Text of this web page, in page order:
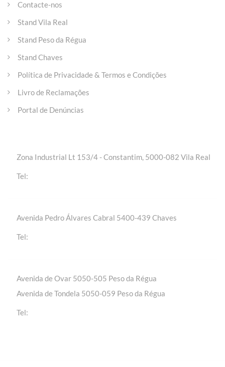
Contacte-nos
Stand Vila Real
Stand Peso da Régua
Stand Chaves
Política de Privacidade & Termos e Condições
Livro de Reclamações
Portal de Denúncias
Zona Industrial Lt 153/4 - Constantim, 5000-082 Vila Real
Tel:
Avenida Pedro Álvares Cabral 5400-439 Chaves
Tel:
Avenida de Ovar 5050-505 Peso da Régua
Avenida de Tondela 5050-059 Peso da Régua
Tel: